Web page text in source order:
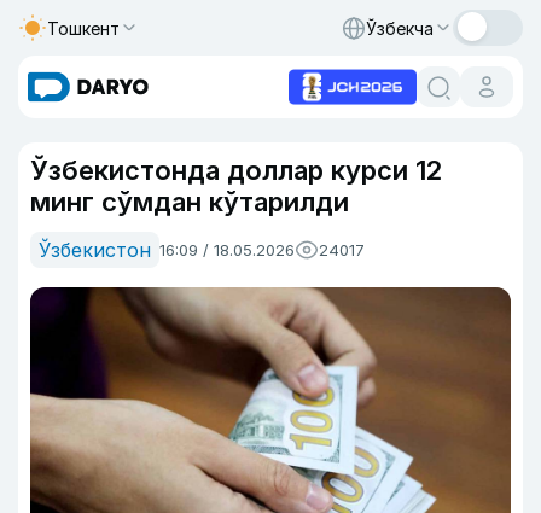
Тошкент Ўзбекча
Ўзбекистонда доллар курси 12
минг сўмдан кўтарилди
Ўзбекистон 16:09 / 18.05.2026 24017